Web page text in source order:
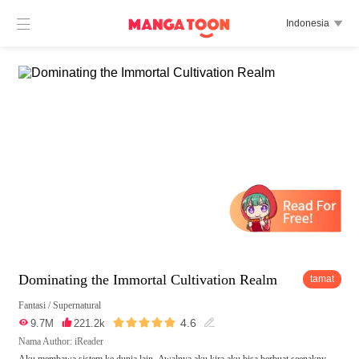
 Indonesia 
Dominating the Immortal Cultivation Realm tamat
Fantasi /Supernatural
 9.7M  221.2k  4.6 
Nama Author: iReader